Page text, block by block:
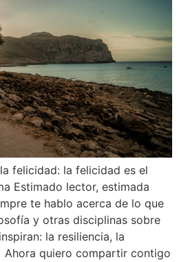
felicidad: la felicidad es el
Estimado lector, estimada
te hablo acerca de lo que
y otras disciplinas sobre
la resiliencia, la
quiero compartir contigo